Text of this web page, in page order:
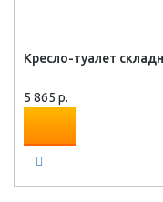
Кресло-туалет
5 865 р.